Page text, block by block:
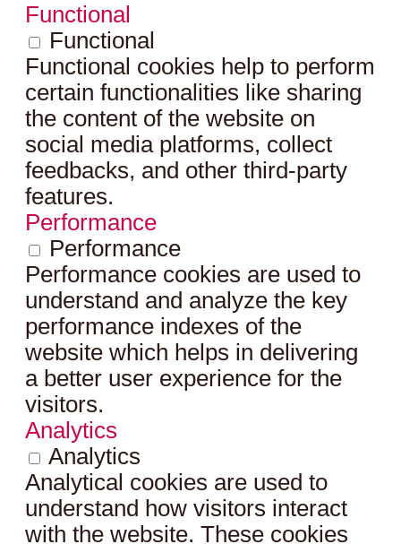
Functional
Functional
Functional cookies help to perform
certain functionalities like sharing
the content of the website on
social media platforms, collect
feedbacks, and other third-party
features.
Performance
Performance
Performance cookies are used to
understand and analyze the key
performance indexes of the
website which helps in delivering
a better user experience for the
visitors.
Analytics
Analytics
Analytical cookies are used to
understand how visitors interact
with the website. These cookies